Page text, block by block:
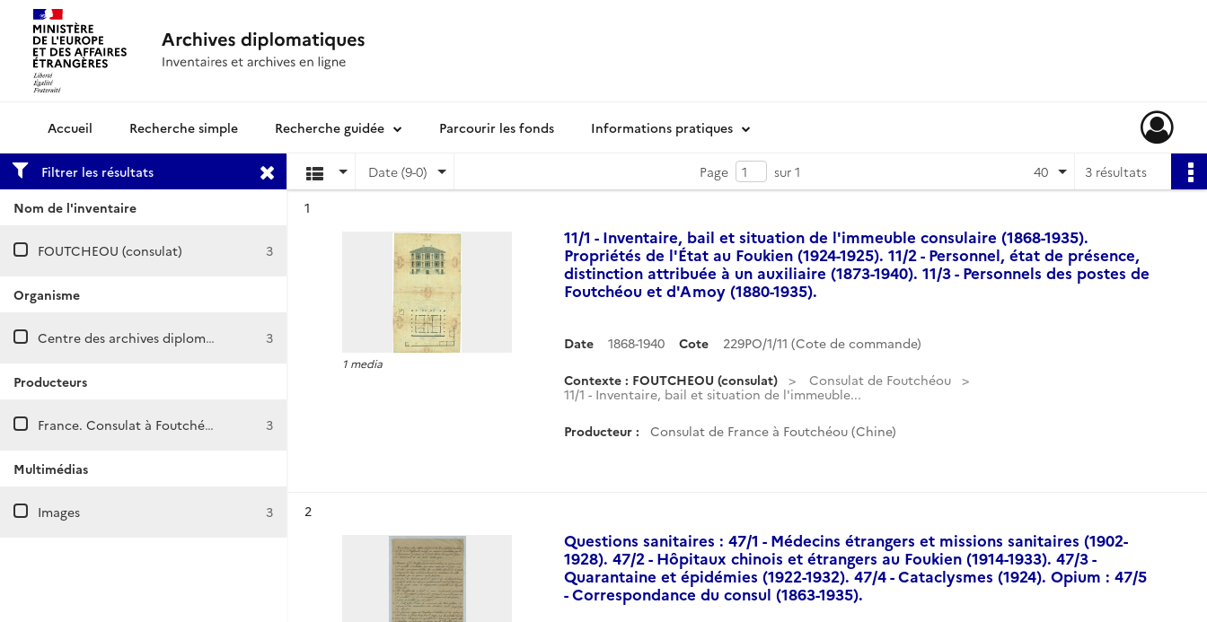
Archives diplomatiquesRecherche simple Recherche guidée Parcourir les fonds Informations pratiques
Filtrer les résultats
Nom de l'inventaire
FOUTCHEOU (consulat) 3
Organisme
Centre des archives diplomatiques de Nantes 3
Producteurs
France. Consulat à Foutchéou (Chine) 3
Multimédias
Images 3
Date (9-0) Page sur 1 3 résultats
40
1
1 media
11/1 - Inventaire, bail et situation de l'immeuble consulaire (1868-1935).
Propriétés de l'État au Foukien (1924-1925). 11/2 - Personnel, état de présence,
distinction attribuée à un auxiliaire (1873-1940). 11/3 - Personnels des postes de
Foutchéou et d'Amoy (1880-1935).
Date 1868-1940 Cote 229PO/1/11 (Cote de commande)
Contexte : FOUTCHEOU (consulat)
Consulat de Foutchéou
11/1 - Inventaire, bail et situation de l'immeuble...
Producteur : Consulat de France à Foutchéou (Chine)
2
Questions sanitaires : 47/1 - Médecins étrangers et missions sanitaires (1902-
1928). 47/2 - Hôpitaux chinois et étrangers au Foukien (1914-1933). 47/3 -
Quarantaine et épidémies (1922-1932). 47/4 - Cataclysmes (1924). Opium : 47/5
- Correspondance du consul (1863-1935).